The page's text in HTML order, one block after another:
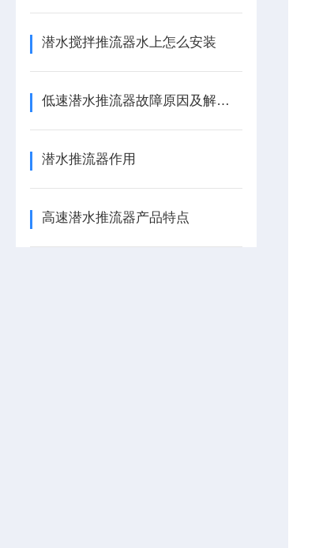
潜水搅拌推流器水上怎么安装
低速潜水推流器故障原因及解决方法
潜水推流器作用
高速潜水推流器产品特点